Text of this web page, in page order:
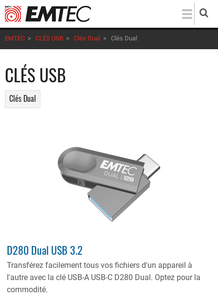
Aller
au
contenu
principal
EMTEC > CLÉS USB > Clés Dual > Clés Dual
CLÉS USB
Clés Dual
D280 Dual USB 3.2
Transférez facilement tous vos fichiers d'un appareil à
l'autre avec la clé USB-A USB-C D280 Dual. Optez pour la
commodité.